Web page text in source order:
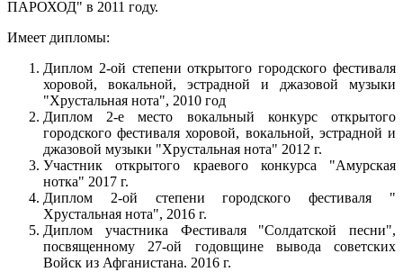
ПАРОХОД" в 2011 году.
Имеет дипломы:
Диплом 2-ой степени открытого городского фестиваля
хоровой, вокальной, эстрадной и джазовой музыки
"Хрустальная нота", 2010 год
Диплом 2-е место вокальный конкурс открытого
городского фестиваля хоровой, вокальной, эстрадной и
джазовой музыки "Хрустальная нота" 2012 г.
Участник открытого краевого конкурса "Амурская
нотка" 2017 г.
Диплом 2-ой степени городского фестиваля "
Хрустальная нота", 2016 г.
Диплом участника Фестиваля "Солдатской песни",
посвященному 27-ой годовщине вывода советских
Войск из Афганистана. 2016 г.